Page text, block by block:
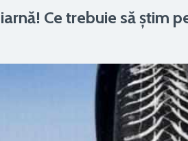
Ce trebuie să știm